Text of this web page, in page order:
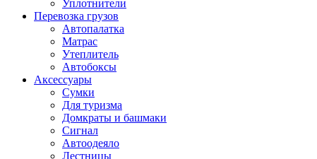
Уплотнители
Перевозка грузов
Автопалатка
Матрас
Утеплитель
Автобоксы
Аксессуары
Сумки
Для туризма
Домкраты и башмаки
Сигнал
Автоодеяло
Лестницы